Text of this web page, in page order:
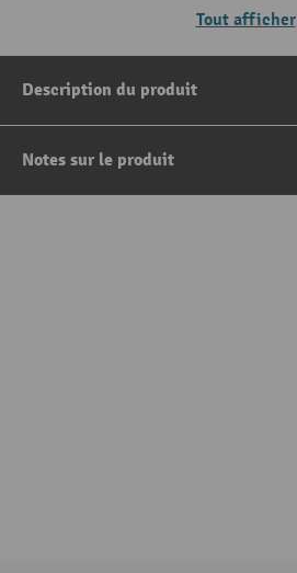
Tout afficher
Description du produit
Notes sur le produit